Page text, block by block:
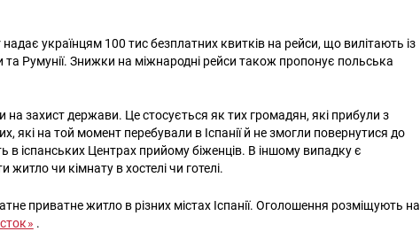
українцям 100 тис безплатних квитків на рейси, що вилітають із
Румунії. Знижки на міжнародні рейси також пропонує польська
на захист держави. Це стосується як тих громадян, які прибули з
які на той момент перебували в Іспанії й не змогли повернутися до
в іспанських Центрах прийому біженців. В іншому випадку є
чи кімнату в хостелі чи готелі.
приватне житло в різних містах Іспанії. Оголошення розміщують на
.